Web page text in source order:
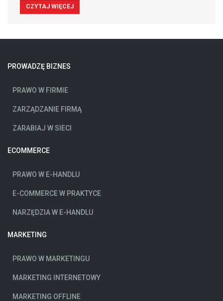
CZYTAJ WIĘCEJ
PROWADZĘ BIZNES
PRAWO W FIRMIE
ZARZĄDZANIE FIRMĄ
ZARABIAJ W SIECI
ECOMMERCE
PRAWO W E-HANDLU
E-COMMERCE W PRAKTYCE
NARZĘDZIA W E-HANDLU
MARKETING
PRAWO W MARKETINGU
MARKETING INTERNETOWY
MARKETING OFFLINE